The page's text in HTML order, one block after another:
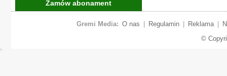
Zamów abonament
Gremi Media: O nas Regulamin Reklama
©